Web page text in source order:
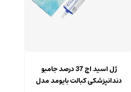
ژل اسید اچ 37 درصد جامبو
دندانپزشکی کبالت بایومد مدل